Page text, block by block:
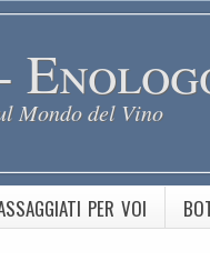
Mondo del Vino
PER VOI